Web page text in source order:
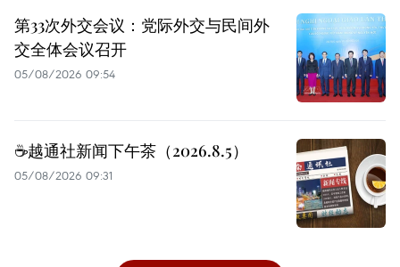
第33次外交会议：党际外交与民间外
交全体会议召开
05/08/2026 09:54
☕️越通社新闻下午茶（2026.8.5）
05/08/2026 09:31